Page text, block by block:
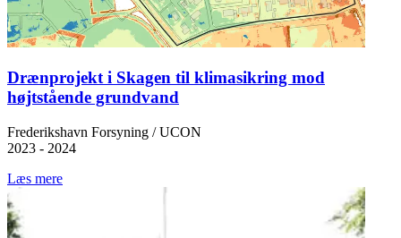
Drænprojekt i Skagen til klimasikring mod
højtstående grundvand
Frederikshavn Forsyning / UCON
2023 - 2024
Læs mere